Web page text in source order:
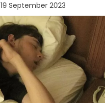
19 September 2023